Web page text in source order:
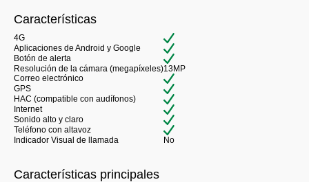
Características
4G
Aplicaciones de Android y Google
Botón de alerta
Resolución de la cámara (megapíxeles)13MP
Correo electrónico
GPS
HAC (compatible con audífonos)
Internet
Sonido alto y claro
Teléfono con altavoz
Indicador Visual de llamada
No
Características principales